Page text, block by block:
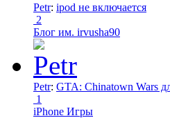
Petr: ipod не включается
2
Блог им. irvusha90
Petr: GTA: Chinatown Wars
1
iPhone Игры